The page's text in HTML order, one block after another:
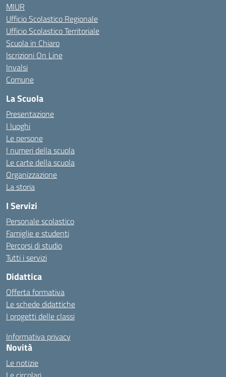
MIUR
Ufficio Scolastico Regionale
Ufficio Scolastico Territoriale
Scuola in Chiaro
Iscrizioni On Line
Invalsi
Comune
La Scuola
Presentazione
I luoghi
Le persone
I numeri della scuola
Le carte della scuola
Organizzazione
La storia
I Servizi
Personale scolastico
Famiglie e studenti
Percorsi di studio
Tutti i servizi
Didattica
Offerta formativa
Le schede didattiche
I progetti delle classi
Informativa privacy
Novità
Le notizie